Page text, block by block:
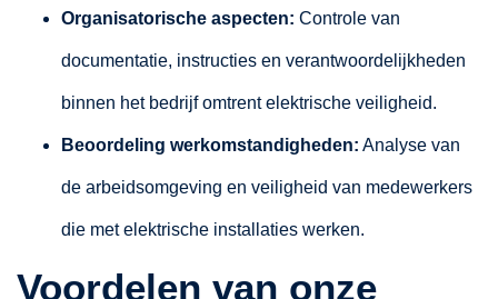
Organisatorische aspecten: Controle van
documentatie, instructies en verantwoordelijkheden
binnen het bedrijf omtrent elektrische veiligheid.
Beoordeling werkomstandigheden: Analyse van
de arbeidsomgeving en veiligheid van medewerkers
die met elektrische installaties werken.
Voordelen van onze